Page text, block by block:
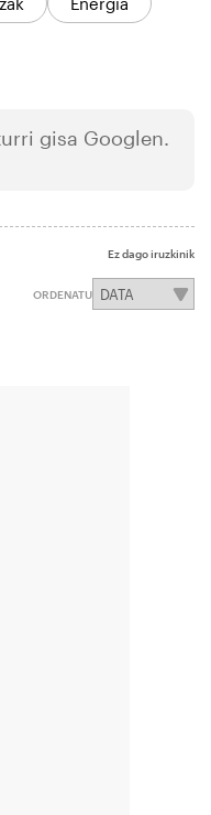
gisa Googlen.
Ez dago iruzkinik
ORDENATU